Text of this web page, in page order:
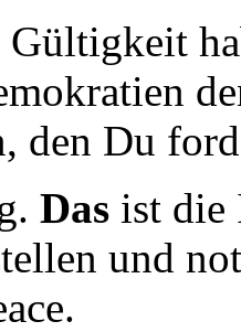
den Du
Das ist die
und